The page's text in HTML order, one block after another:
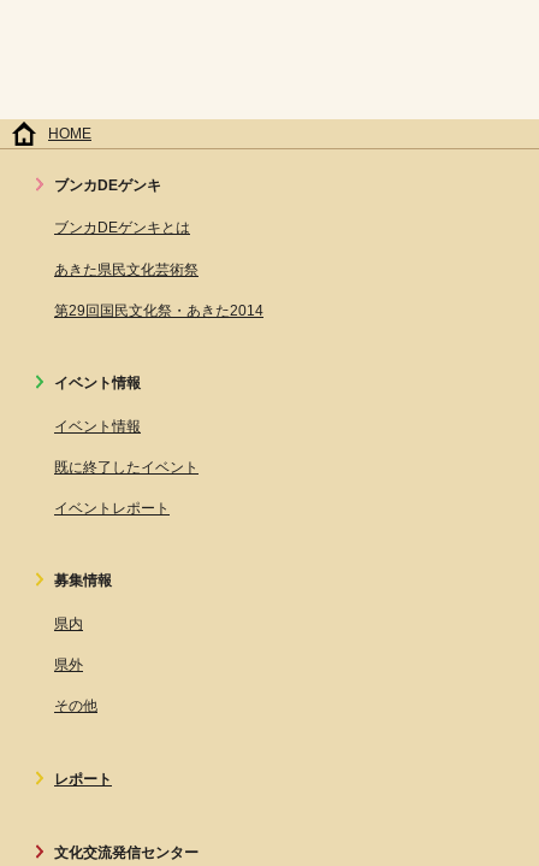
HOME
ブンカDEゲンキ
ブンカDEゲンキとは
あきた県民文化芸術祭
第29回国民文化祭・あきた2014
イベント情報
イベント情報
既に終了したイベント
イベントレポート
募集情報
県内
県外
その他
レポート
文化交流発信センター